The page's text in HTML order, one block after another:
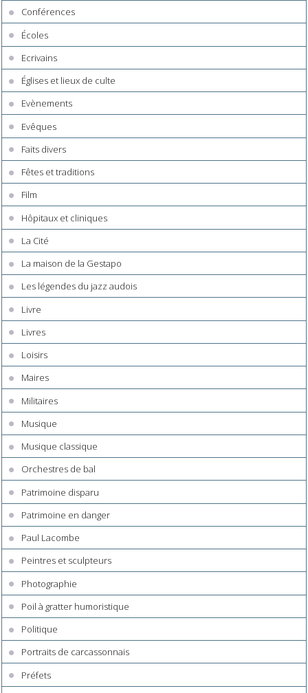
Conférences
Écoles
Ecrivains
Églises et lieux de culte
Evènements
Evêques
Faits divers
Fêtes et traditions
Film
Hôpitaux et cliniques
La Cité
La maison de la Gestapo
Les légendes du jazz audois
Livre
Livres
Loisirs
Maires
Militaires
Musique
Musique classique
Orchestres de bal
Patrimoine disparu
Patrimoine en danger
Paul Lacombe
Peintres et sculpteurs
Photographie
Poil à gratter humoristique
Politique
Portraits de carcassonnais
Préfets